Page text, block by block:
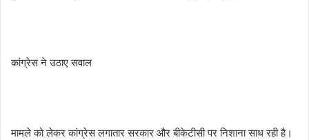
कांग्रेस ने उठाए सवाल
मामले को लेकर कांग्रेस लगातार सरकार और बीकेटीसी पर निशाना साध रही है।